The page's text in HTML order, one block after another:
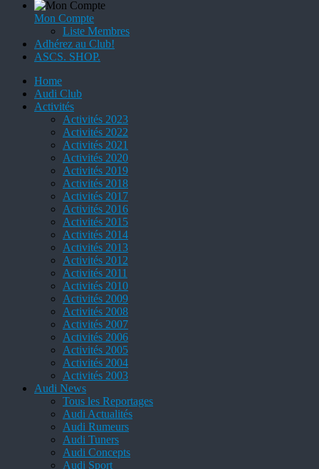
Mon Compte
Liste Membres
Adhérez au Club!
ASCS. SHOP.
Home
Audi Club
Activités
Activités 2023
Activités 2022
Activités 2021
Activités 2020
Activités 2019
Activités 2018
Activités 2017
Activités 2016
Activités 2015
Activités 2014
Activités 2013
Activités 2012
Activités 2011
Activités 2010
Activités 2009
Activités 2008
Activités 2007
Activités 2006
Activités 2005
Activités 2004
Activités 2003
Audi News
Tous les Reportages
Audi Actualités
Audi Rumeurs
Audi Tuners
Audi Concepts
Audi Sport